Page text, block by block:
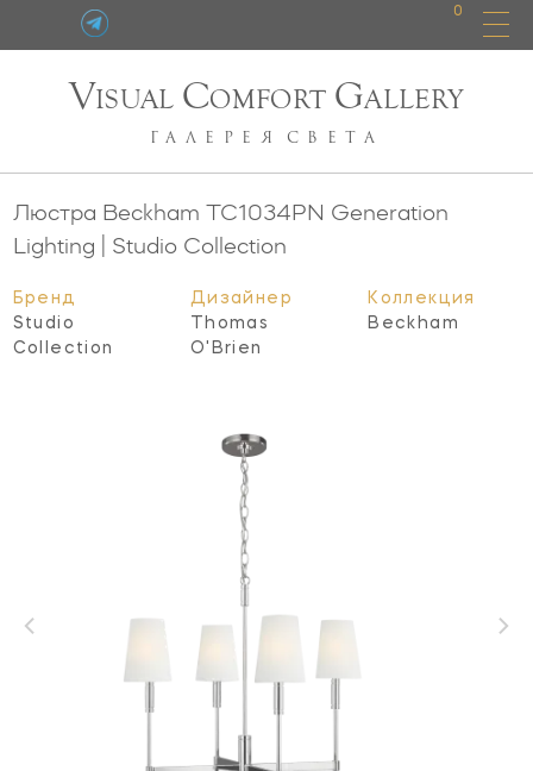
0
VISUAL COMFORT GALLERY
ГАЛЕРЕЯ СВЕТА
Люстра Beckham TC1034PN Generation
Lighting | Studio Collection
Бренд
Studio
Collection
Дизайнер
Thomas
O'Brien
Коллекция
Beckham